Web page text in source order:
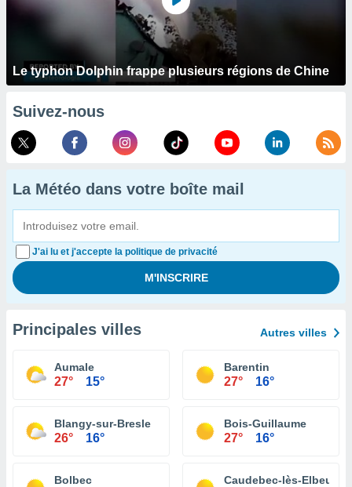
Le typhon Dolphin frappe plusieurs régions de Chine
Suivez-nous
La Météo dans votre boîte mail
J'ai lu et j'accepte la politique de privacité
Principales villes Autres villes
Aumale
27° 15°
Barentin
27° 16°
Blangy-sur-Bresle
26° 16°
Bois-Guillaume
27° 16°
Bolbec Caudebec-lès-Elbeuf